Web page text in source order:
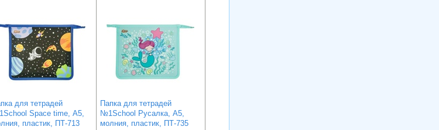
для тетрадей
Space time, А5,
пластик, ПТ-713
Папка для тетрадей
№1School Русалка, А5,
молния, пластик, ПТ-735